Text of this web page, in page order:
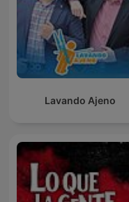
Lavando Ajeno